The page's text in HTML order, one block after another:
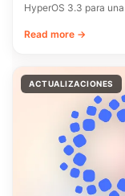
HyperOS 3.3 para
Read more →
ACTUALIZACIONES